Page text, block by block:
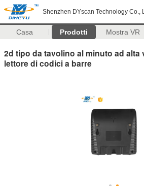
Shenzhen DYscan Technology Co.,
Casa Prodotti Mostra VR
2d tipo da tavolino al minuto ad alta
lettore di codici a barre